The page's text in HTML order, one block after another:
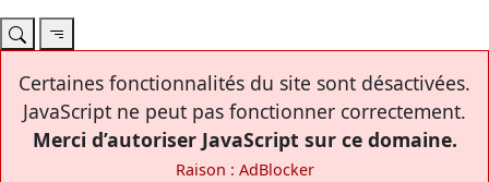
Certaines fonctionnalités du site sont désactivées.
JavaScript ne peut pas fonctionner correctement.
Merci d’autoriser JavaScript sur ce domaine.
Raison : AdBlocker